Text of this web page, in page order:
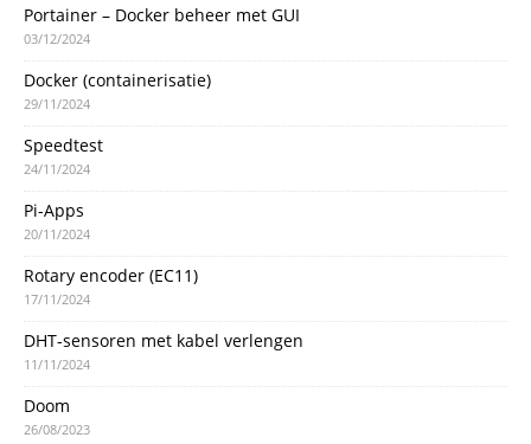
Portainer – Docker beheer met GUI
03/12/2024
Docker (containerisatie)
29/11/2024
Speedtest
24/11/2024
Pi-Apps
20/11/2024
Rotary encoder (EC11)
17/11/2024
DHT-sensoren met kabel verlengen
11/11/2024
Doom
26/08/2023